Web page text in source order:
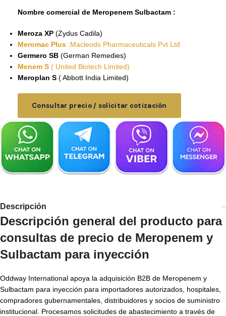
Nombre comercial de Meropenem Sulbactam :
Meroza XP (Zydus Cadila)
Meromac Plus :Macleods Pharmaceuticals Pvt Ltd
Germero SB (German Remedies)
Menem S ( United Biotech Limited)
Meroplan S ( Abbott India Limited)
Consultar precio / solicitar cotización
Descripción
Descripción general del producto para
consultas de precio de Meropenem y
Sulbactam para inyección
Oddway International apoya la adquisición B2B de Meropenem y
Sulbactam para inyección para importadores autorizados, hospitales,
compradores gubernamentales, distribuidores y socios de suministro
institucional. Procesamos solicitudes de abastecimiento a través de